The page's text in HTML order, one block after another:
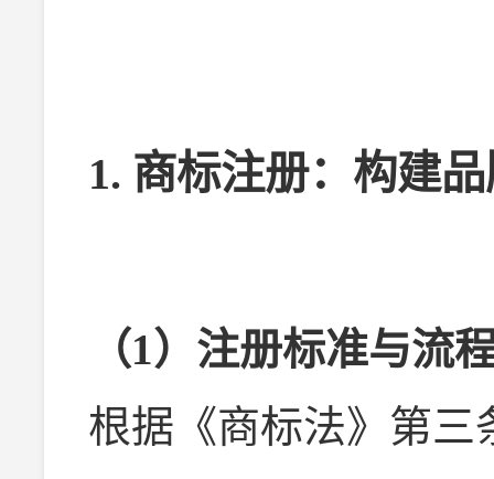
1. 商标注册：构建
（1）注册标准与流
根据《商标法》第三